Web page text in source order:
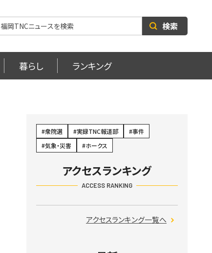
検索
暮らし ランキング
衆院選 実録TNC報道部
事件
気象・災害
ホークス
アクセスランキング
ACCESS RANKING
アクセスランキング一覧へ